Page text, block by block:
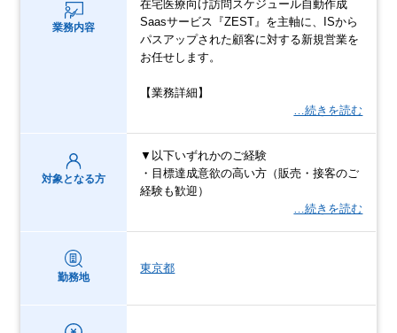
業務内容
在宅医療向け訪問スケジュール自動作成
Saasサービス『ZEST』を主軸に、ISから
パスアップされた顧客に対する新規営業を
お任せします。
【業務詳細】
…続きを読む
対象となる方
▼以下いずれかのご経験
・目標達成意欲の高い方（販売・接客のご
経験も歓迎）
…続きを読む
勤務地
東京都